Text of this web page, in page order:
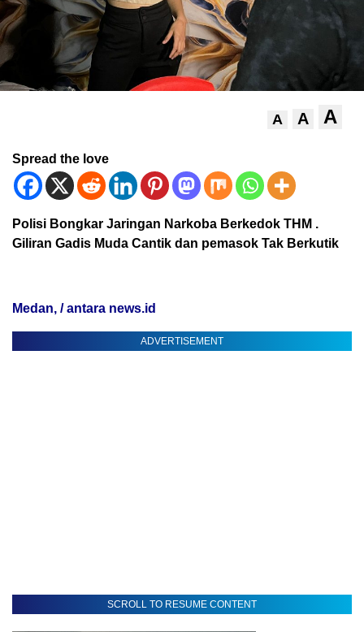
A A A
Spread the love
Polisi Bongkar Jaringan Narkoba Berkedok THM .
Giliran Gadis Muda Cantik dan pemasok Tak Berkutik
Medan, / antara news.id
ADVERTISEMENT
SCROLL TO RESUME CONTENT